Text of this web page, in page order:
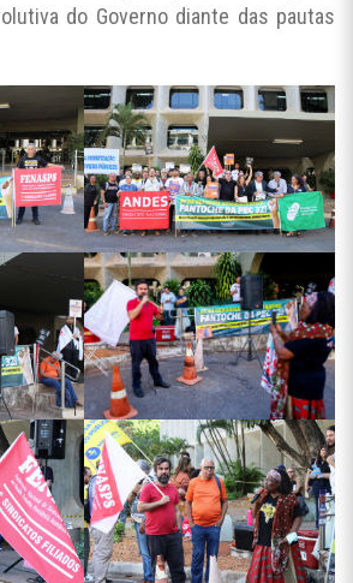
do Governo diante das pautas